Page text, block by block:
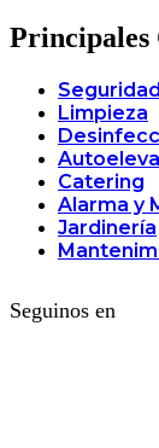
Principales
Limpieza
Catering
Alarma y
Jardinería
Seguinos en